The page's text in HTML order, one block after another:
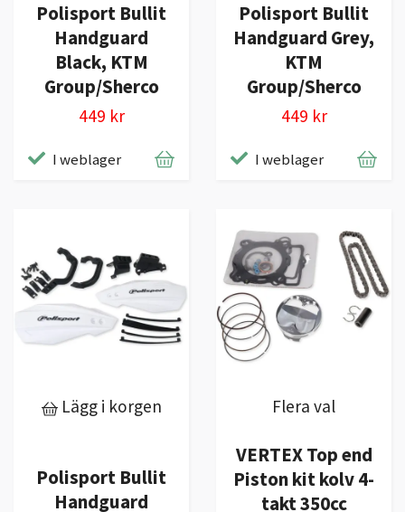
Polisport Bullit
Handguard
Black, KTM
Group/Sherco
449 kr
I weblager
Polisport Bullit
Handguard Grey,
KTM
Group/Sherco
449 kr
I weblager
Lägg i korgen
Polisport Bullit
Handguard
Flera val
VERTEX Top end
Piston kit kolv 4-
takt 350cc